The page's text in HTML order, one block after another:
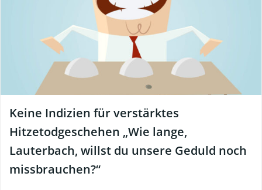
Keine Indizien für verstärktes
Hitzetodgeschehen „Wie lange,
Lauterbach, willst du unsere Geduld noch
missbrauchen?“